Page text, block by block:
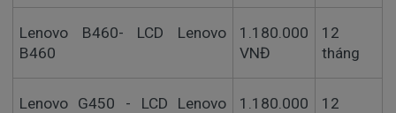
Lenovo B460- LCD Lenovo
B460
1.180.000
VNĐ
12
tháng
Lenovo G450 - LCD Lenovo
1.180.000
12